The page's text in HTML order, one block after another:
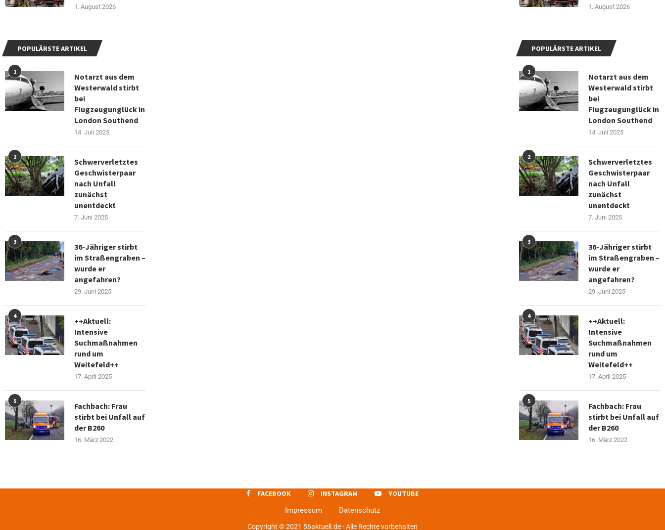
1. August 2026
POPULÄRSTE ARTIKEL
1
Notarzt aus dem
Westerwald stirbt
bei
Flugzeugunglück in
London Southend
14. Juli 2025
2
Schwerverletztes
Geschwisterpaar
nach Unfall
zunächst
unentdeckt
7. Juni 2025
3
36-Jähriger stirbt
im Straßengraben –
wurde er
angefahren?
29. Juni 2025
4
++Aktuell:
Intensive
Suchmaßnahmen
rund um
Weitefeld++
17. April 2025
5
Fachbach: Frau
stirbt bei Unfall auf
der B260
16. März 2022
1. August 2026
POPULÄRSTE ARTIKEL
1
Notarzt aus dem
Westerwald stirbt
bei
Flugzeugunglück in
London Southend
14. Juli 2025
2
Schwerverletztes
Geschwisterpaar
nach Unfall
zunächst
unentdeckt
7. Juni 2025
3
36-Jähriger stirbt
im Straßengraben –
wurde er
angefahren?
29. Juni 2025
4
++Aktuell:
Intensive
Suchmaßnahmen
rund um
Weitefeld++
17. April 2025
5
Fachbach: Frau
stirbt bei Unfall auf
der B260
16. März 2022
FACEBOOK INSTAGRAM
YOUTUBE
Impressum
Datenschutz
Copyright © 2021 56aktuell.de - Alle Rechte vorbehalten